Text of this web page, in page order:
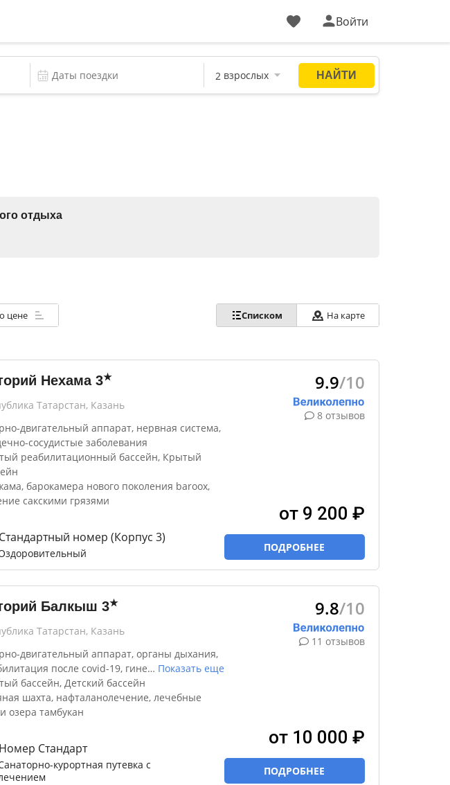
Войти
отдыха
цене Списком На карте
Нехама 3★
Татарстан, Казань
двигательный аппарат, нервная система,
сосудистые заболевания
реабилитационный бассейн, Крытый
барокамера нового поколения baroox,
сакскими грязями
Стандартный номер (Корпус 3)
9.9/10
8 отзывов
от 9 200 ₽
ПОДРОБНЕЕ
Балкыш 3★
Татарстан, Казань
двигательный аппарат, органы дыхания,
после covid-19, гине… Показать еще
бассейн, Детский бассейн
шахта, нафталанолечение, лечебные
озера тамбукан
Номер Стандарт
курортная путевка с
9.8/10
11 отзывов
от 10 000 ₽
ПОДРОБНЕЕ